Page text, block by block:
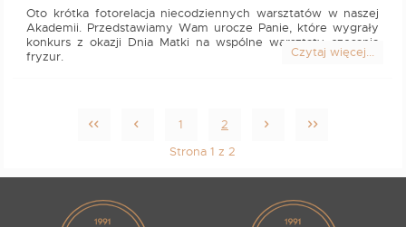
Oto krótka fotorelacja niecodziennych warsztatów w naszej
Akademii. Przedstawiamy Wam urocze Panie, które wygrały
konkurs z okazji Dnia Matki na wspólne warsztaty czesania
fryzur.
Czytaj więcej...
1
2
Strona 1 z 2